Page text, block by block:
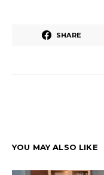
SHARE
YOU MAY ALSO LIKE